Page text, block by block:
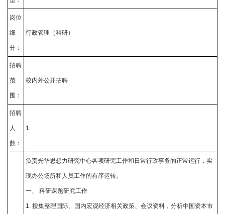
岗位
细
分：
行政管理（科研）
招聘
范
围：
校内外公开招聘
招聘
人
数：
1
负责光华思想力研究中心各项研究工作和日常行政事务的正常运行，实
现办公场所和人员工作的有序运转。
一、 科研课题研究工作
1. 搜集整理国际、国内宏观经济相关政策、会议资料，分析中国资本市